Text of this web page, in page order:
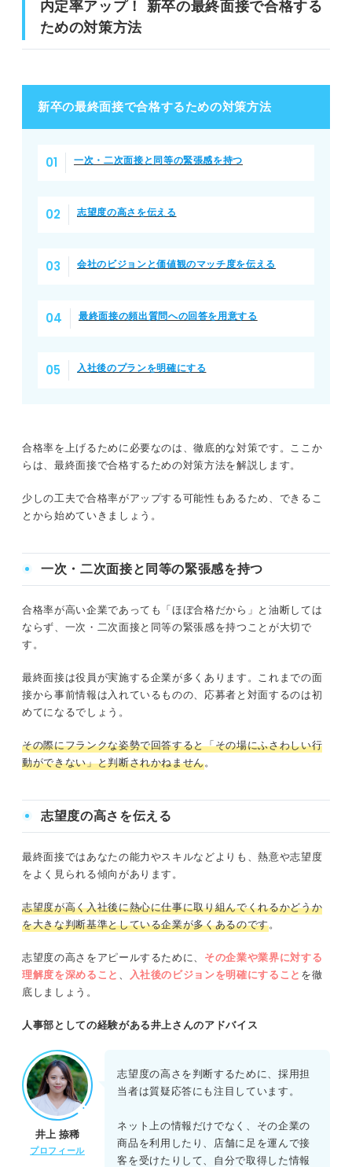
内定率アップ！ 新卒の最終面接で合格する
ための対策方法
新卒の最終面接で合格するための対策方法
一次・二次面接と同等の緊張感を持つ
志望度の高さを伝える
会社のビジョンと価値観のマッチ度を伝える
最終面接の頻出質問への回答を用意する
入社後のプランを明確にする
合格率を上げるために必要なのは、徹底的な対策です。ここか
らは、最終面接で合格するための対策方法を解説します。
少しの工夫で合格率がアップする可能性もあるため、できるこ
とから始めていきましょう。
一次・二次面接と同等の緊張感を持つ
合格率が高い企業であっても「ほぼ合格だから」と油断しては
ならず、一次・二次面接と同等の緊張感を持つことが大切で
す。
最終面接は役員が実施する企業が多くあります。これまでの面
接から事前情報は入れているものの、応募者と対面するのは初
めてになるでしょう。
その際にフランクな姿勢で回答すると「その場にふさわしい行
動ができない」と判断されかねません。
志望度の高さを伝える
最終面接ではあなたの能力やスキルなどよりも、熱意や志望度
をよく見られる傾向があります。
志望度が高く入社後に熱心に仕事に取り組んでくれるかどうか
を大きな判断基準としている企業が多くあるのです。
志望度の高さをアピールするために、 その企業や業界に対する
理解度を深めること 、 入社後のビジョンを明確にすること を徹
底しましょう。
人事部としての経験がある井上さんのアドバイス
井上 捺稀
プロフィール
志望度の高さを判断するために、採用担
当者は質疑応答にも注目しています。
ネット上の情報だけでなく、その企業の
商品を利用したり、店舗に足を運んで接
客を受けたりして、自分で取得した情報